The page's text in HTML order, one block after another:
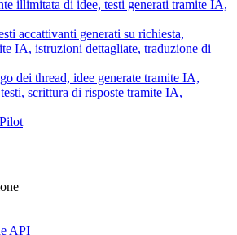
illimitata di idee, testi generati tramite IA,
accattivanti generati su richiesta,
IA, istruzioni dettagliate, traduzione di
dei thread, idee generate tramite IA,
scrittura di risposte tramite IA,
API